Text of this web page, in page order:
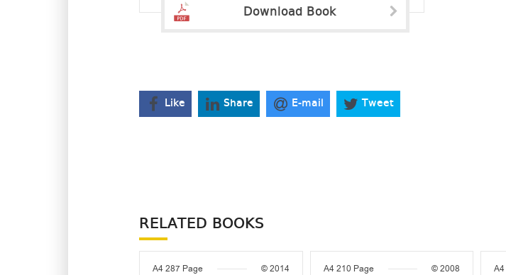
Download Book
Like Share E-mail Tweet
RELATED BOOKS
A4 287 Page © 2014 A4 210 Page © 2008 A4